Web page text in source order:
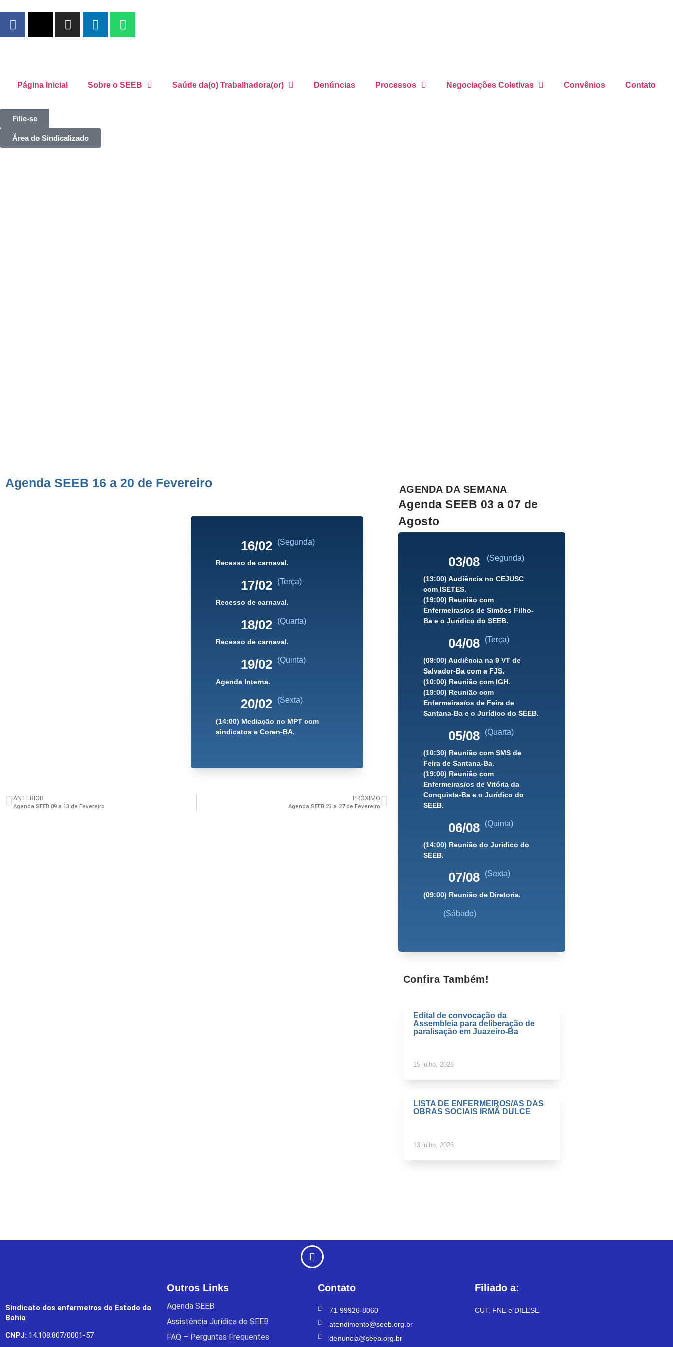
Página Inicial Sobre o SEEB Saúde da(o) Trabalhadora(or) Denúncias Processos Negociações Coletivas Convênios Contato
Filie-se
Área do Sindicalizado
Agenda SEEB 16 a 20 de Fevereiro
16/02 (Segunda)
Recesso de carnaval.
17/02 (Terça)
Recesso de carnaval.
18/02 (Quarta)
Recesso de carnaval.
19/02 (Quinta)
Agenda Interna.
20/02 (Sexta)
(14:00) Mediação no MPT com
sindicatos e Coren-BA.
ANTERIOR
Agenda SEEB 09 a 13 de Fevereiro
PRÓXIMO
Agenda SEEB 23 a 27 de Fevereiro
AGENDA DA SEMANA
Agenda SEEB 03 a 07 de
Agosto
03/08 (Segunda)
(13:00) Audiência no CEJUSC
com ISETES.
(19:00) Reunião com
Enfermeiras/os de Simões Filho-
Ba e o Jurídico do SEEB.
04/08 (Terça)
(09:00) Audiência na 9 VT de
Salvador-Ba com a FJS.
(10:00) Reunião com IGH.
(19:00) Reunião com
Enfermeiras/os de Feira de
Santana-Ba e o Jurídico do SEEB.
05/08 (Quarta)
(10:30) Reunião com SMS de
Feira de Santana-Ba.
(19:00) Reunião com
Enfermeiras/os de Vitória da
Conquista-Ba e o Jurídico do
SEEB.
06/08 (Quinta)
(14:00) Reunião do Jurídico do
SEEB.
07/08 (Sexta)
(09:00) Reunião de Diretoria.
(Sábado)
Confira Também!
Edital de convocação da
Assembleia para deliberação de
paralisação em Juazeiro-Ba
15 julho, 2026
LISTA DE ENFERMEIROS/AS DAS
OBRAS SOCIAIS IRMÃ DULCE
13 julho, 2026
Sindicato dos enfermeiros do Estado da
Bahia
CNPJ: 14.108.807/0001-57
Outros Links
Agenda SEEB
Assistência Jurídica do SEEB
FAQ – Perguntas Frequentes
Contato
71 99926-8060
atendimento@seeb.org.br
denuncia@seeb.org.br
Filiado a:
CUT, FNE e DIEESE